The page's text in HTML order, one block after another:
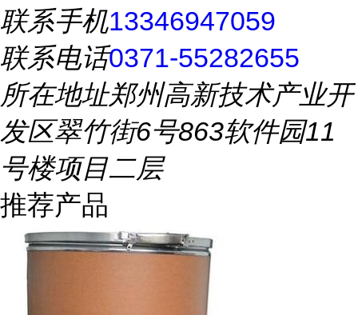
联系手机13346947059
联系电话0371-55282655
所在地址郑州高新技术产业开
发区翠竹街6号863软件园11
号楼项目二层
推荐产品